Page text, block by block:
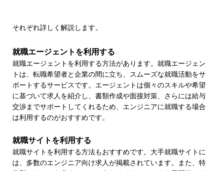
それぞれ詳しく解説します。
就職エージェントを利用する
就職エージェントを利用する方法があります。就職エージェン
トは、転職希望者と企業の間に立ち、スムーズな就職活動をサ
ポートするサービスです。エージェントは個々のスキルや希望
に基づいて求人を紹介し、書類作成や面接対策、さらには給与
交渉までサポートしてくれるため、エンジニアに就職する場合
は利用するのがおすすめです。
就職サイトを利用する
就職サイトを利用する方法もおすすめです。大手就職サイトに
は、多数のエンジニア向け求人が掲載されています。また、特